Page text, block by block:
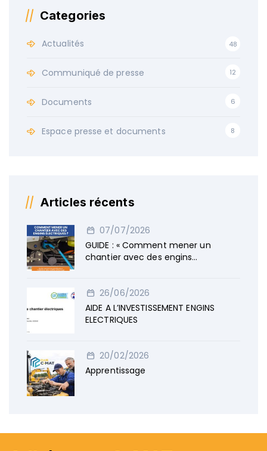
Categories
Actualités 48
Communiqué de presse 12
Documents 6
Espace presse et documents 8
Articles récents
07/07/2026
GUIDE : « Comment mener un
chantier avec des engins
26/06/2026
AIDE A L’INVESTISSEMENT ENGINS
ELECTRIQUES
20/02/2026
Apprentissage